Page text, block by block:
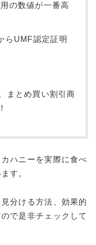
の数値が一番高
らUMF認定証明
まとめ買い割引商
ハニーを実際に食べ
す。
分ける方法、効果的
で是非チェックして